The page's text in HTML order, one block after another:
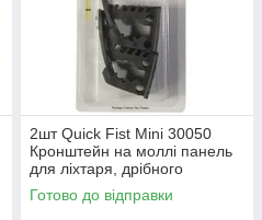
2шт Quick Fist Mini 30050
Кронштейн на моллі панель
для ліхтаря, дрібного
інструменту Блістерна
упаковка
Готово до відправки